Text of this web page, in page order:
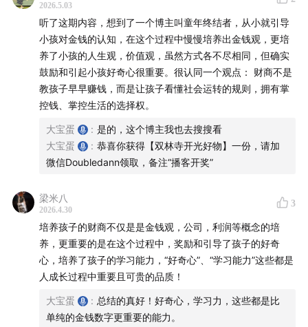
33:30
- 梦想金：延迟满足，为长期目标储蓄
- 急用金：允许冲动消费，给孩子情绪空间
- 亲手记账、画图表，用孩子的方式理解金融
40:10| 允许孩子“浪费”，这是人生最低成本的试错
- 小时候的代价最小，避免长大付出更高昂的金钱教训
–44:30| 钱的终极意义：不是豪车别墅，是选择权
- 钱=时间+信用+选择权+自由支配生活的能力
- 财富自由：被动收入覆盖生活支出，内心知足幸福
2026.5.03
听了这期内容，想到了一个博主叫童年终结者，从小就引导
小孩对金钱的认知，在这个过程中慢慢培养出金钱观，更培
养了小孩的人生观，价值观，虽然方式各不尽相同，但确实
鼓励和引起小孩好奇心很重要。很认同一个观点： 财商不是
教孩子早早赚钱，而是让孩子看懂社会运转的规则，拥有掌
控钱、掌控生活的选择权。
大宝蛋 : 是的，这个博主我也去搜搜看
大宝蛋
: 恭喜你获得【双林寺开光好物】一份，请加
微信Doubledann领取，备注“播客开奖”
梁米八
2026.4.30
3
培养孩子的财商不仅是是金钱观，公司，利润等概念的培
养，更重要的是在这个过程中，奖励和引导了孩子的好奇
心，培养了孩子的学习能力，“好奇心”、“学习能力”这些都是
人成长过程中重要且可贵的品质！
大宝蛋 : 总结的真好！好奇心，学习力，这些都是比
单纯的金钱数字更重要的能力。